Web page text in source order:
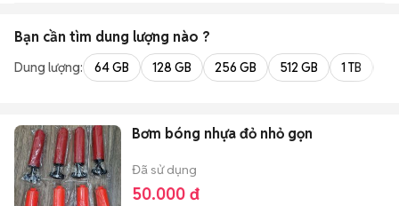
Bạn cần tìm dung lượng nào ?
Dung lượng: 64 GB 128 GB 256 GB 512 GB 1 TB
Bơm bóng nhựa đỏ nhỏ gọn
Đã sử dụng
50.000 đ